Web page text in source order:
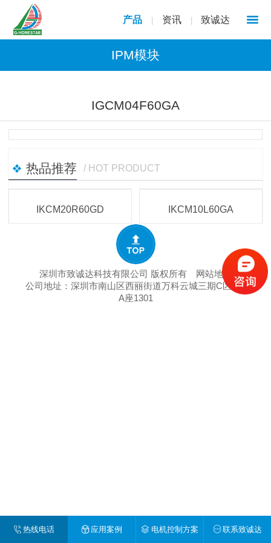
产品 资讯 致诚达
IPM模块
1/1
IGCM04F60GA
热品推荐 / HOT PRODUCT
IKCM20R60GD IKCM10L60GA
深圳市致诚达科技有限公司 版权所有 网站地图
公司地址：深圳市南山区西丽街道万科云城三期C区8栋
A座1301
热线电话 应用案例 电机控制方案 联系致诚达